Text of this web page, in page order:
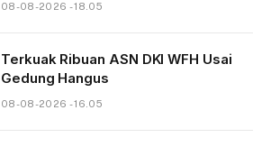
08-08-2026 - 18.05
Terkuak Ribuan ASN DKI WFH Usai
Gedung Hangus
08-08-2026 - 16.05